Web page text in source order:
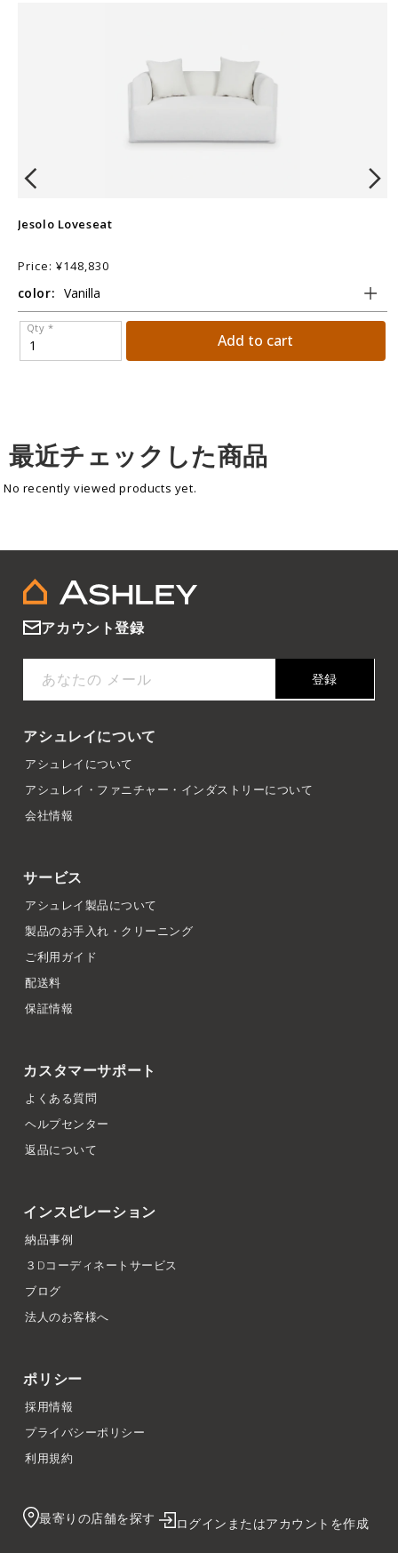
Jesolo Loveseat
Price: ¥148,830
color:
Qty *
Add to cart
最近チェックした商品
No recently viewed products yet.
アカウント登録
あなたの メール 登録
アシュレイについて
アシュレイについて
アシュレイ・ファニチャー・インダストリーについて
会社情報
サービス
アシュレイ製品について
製品のお手入れ・クリーニング
ご利用ガイド
配送料
保証情報
カスタマーサポート
よくある質問
ヘルプセンター
返品について
インスピレーション
納品事例
３Dコーディネートサービス
ブログ
法人のお客様へ
ポリシー
採用情報
プライバシーポリシー
利用規約
最寄りの店舗を探す ログインまたはアカウントを作成